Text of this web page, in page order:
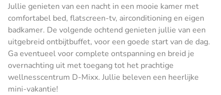
Jullie genieten van een nacht in een mooie kamer met
comfortabel bed, flatscreen-tv, airconditioning en eigen
badkamer. De volgende ochtend genieten jullie van een
uitgebreid ontbijtbuffet, voor een goede start van de dag.
Ga eventueel voor complete ontspanning en breid je
overnachting uit met toegang tot het prachtige
wellnesscentrum D-Mixx. Jullie beleven een heerlijke
mini-vakantie!